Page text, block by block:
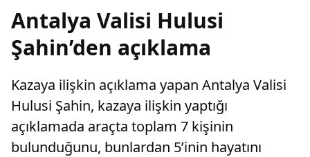
Antalya Valisi Hulusi
Şahin’den açıklama
Kazaya ilişkin açıklama yapan Antalya Valisi
Hulusi Şahin, kazaya ilişkin yaptığı
açıklamada araçta toplam 7 kişinin
bulunduğunu, bunlardan 5’inin hayatını